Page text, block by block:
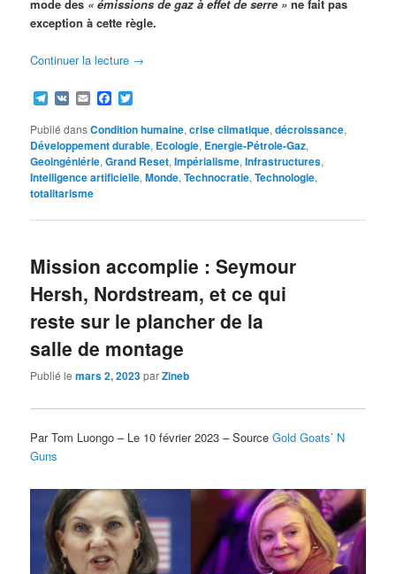
mode des « émissions de gaz à effet de serre » ne fait pas
exception à cette règle.
Continuer la lecture →
Telegram
VK EmailFacebook
Publié dansCondition humaine,crise climatique,décroissance,
Développement durable, Ecologie, Energie-Pétrole-Gaz,
Geoingéniérie,Grand Reset,Impérialisme,Infrastructures,
Intelligence artificielle,Monde,Technocratie,Technologie,
totalitarisme
Mission accomplie : Seymour
Hersh, Nordstream, et ce qui
reste sur le plancher de la
salle de montage
Publié lemars 2, 2023parZineb
Par Tom Luongo – Le 10 février 2023 – SourceGold Goats’ N
Guns